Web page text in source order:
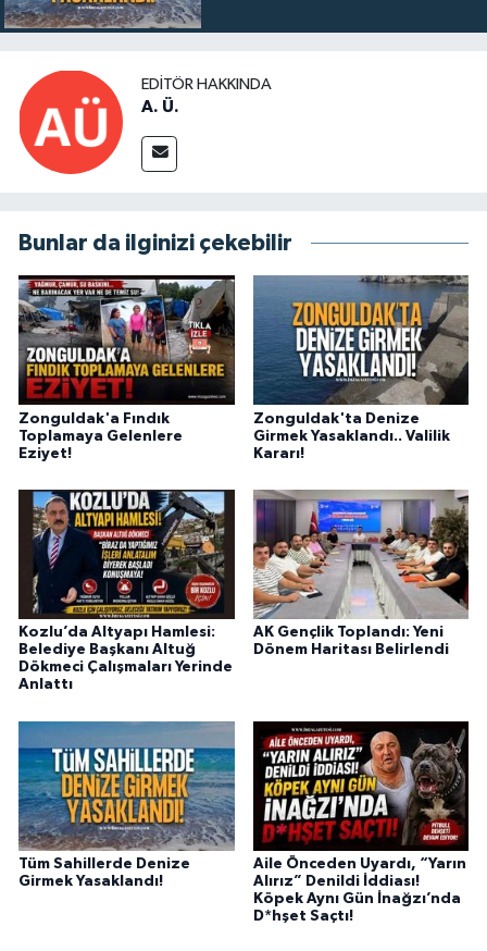
EDITÖR HAKKINDA
A. Ü.
Bunlar da ilginizi çekebilir
Zonguldak'a Fındık
Toplamaya Gelenlere
Eziyet!
Zonguldak'ta Denize
Girmek Yasaklandı.. Valilik
Kararı!
Kozlu’da Altyapı Hamlesi:
Belediye Başkanı Altuğ
Dökmeci Çalışmaları Yerinde
Anlattı
AK Gençlik Toplandı: Yeni
Dönem Haritası Belirlendi
Tüm Sahillerde Denize
Girmek Yasaklandı!
Aile Önceden Uyardı, “Yarın
Alırız” Denildi İddiası!
Köpek Aynı Gün İnağzı’nda
D*hşet Saçtı!